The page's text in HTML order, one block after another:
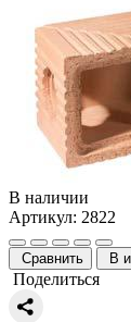
В наличии
Артикул: 2822
Сравнить В
Поделиться